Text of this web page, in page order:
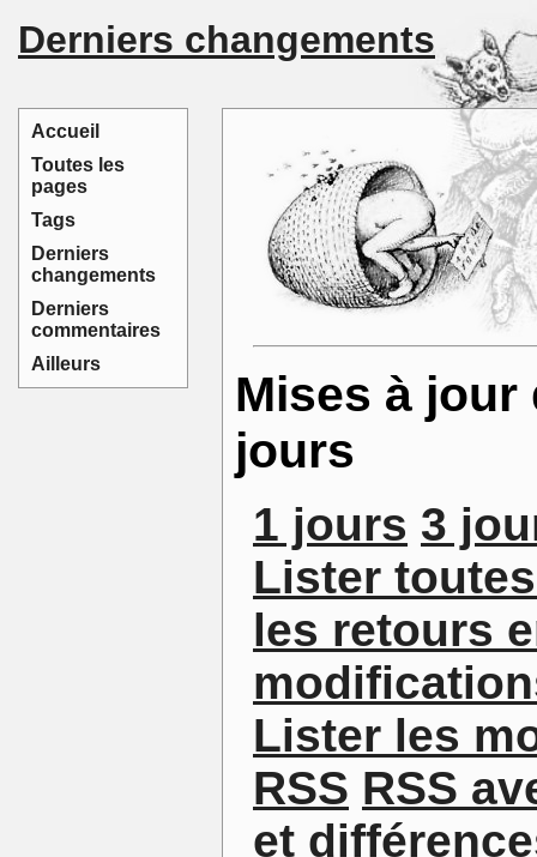
Accueil
Toutes les
pages
Tags
Derniers
changements
Derniers
commentaires
Ailleurs
Derniers changements
Mises à jour
jours
1 jours 3
Lister
les retours
Lister les
RSS RSS
et